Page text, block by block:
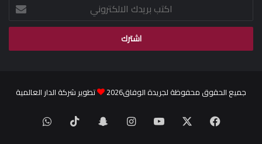
الالكتروني
جميع الحقوق محفوظة لجريدة الوفاق2026 تطوير شركة الدار العالمية
Facebook
YouTube
Instagram
Snapchat
TikTok